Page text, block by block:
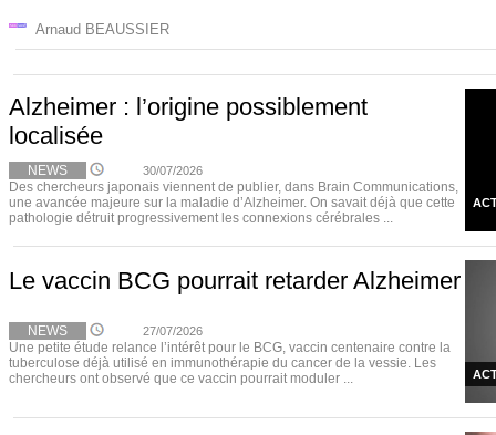
Arnaud BEAUSSIER
Alzheimer : l’origine possiblement
localisée
NEWS 30/07/2026
Des chercheurs japonais viennent de publier, dans Brain Communications,
une avancée majeure sur la maladie d’Alzheimer. On savait déjà que cette
pathologie détruit progressivement les connexions cérébrales ...
Le vaccin BCG pourrait retarder Alzheimer
NEWS 27/07/2026
Une petite étude relance l’intérêt pour le BCG, vaccin centenaire contre la
tuberculose déjà utilisé en immunothérapie du cancer de la vessie. Les
chercheurs ont observé que ce vaccin pourrait moduler ...